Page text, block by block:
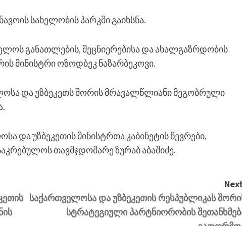
სახელობის პარკში გაიხსნა.
განათლების, მეცნიერებისა და ახალგაზრდობის
მინისტრი ოზოდბეკ ნაზარბეკოვი.
და უზბეკეთს შორის მრავალწლიანი მეგობრული
და უზბეკეთის მინისტრთა კაბინეტის წევრები,
თავმჯდომარე ზურაბ აბაშიძე.
საქართველოსა და უზბეკეთის რესპუბლიკას
სტრატეგიული პარტნიორობის